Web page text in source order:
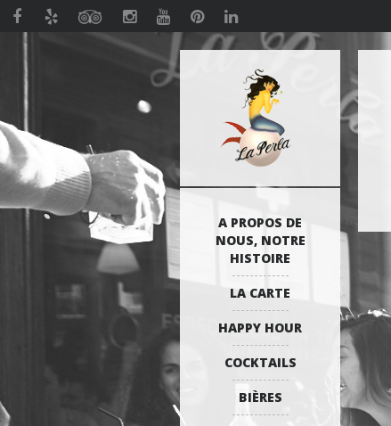
A PROPOS DE
NOUS, NOTRE
HISTOIRE
LA CARTE
HAPPY HOUR
COCKTAILS
BIÈRES